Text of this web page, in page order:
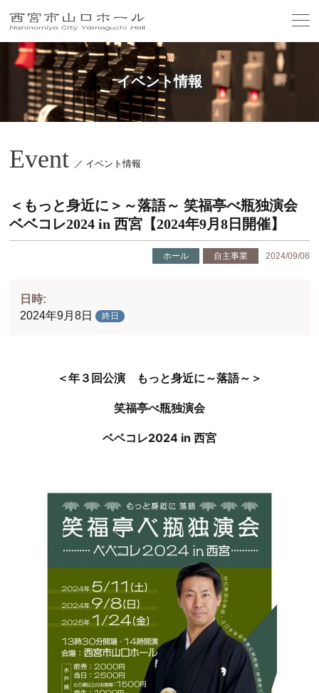
イベント情報
Event ／ イベント情報
＜もっと身近に＞～落語～ 笑福亭べ瓶独演会
ベベコレ2024 in 西宮【2024年9月8日開催】
ホール 自主事業 2024/09/08
日時:
2024年9月8日
終日
＜年３回公演 もっと身近に ～落語～＞
笑福亭べ瓶独演会
ベベコレ2024 in 西宮